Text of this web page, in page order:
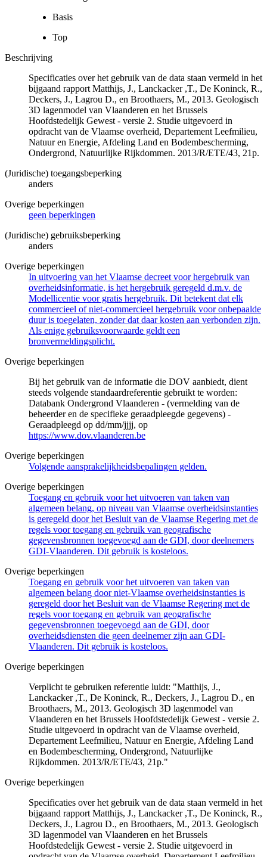
Basis
Top
Beschrijving
Specificaties over het gebruik van de data staan vermeld in het
bijgaand rapport Matthijs, J., Lanckacker ,T., De Koninck, R.,
Deckers, J., Lagrou D., en Broothaers, M., 2013. Geologisch
3D lagenmodel van Vlaanderen en het Brussels
Hoofdstedelijk Gewest - versie 2. Studie uitgevoerd in
opdracht van de Vlaamse overheid, Departement Leefmilieu,
Natuur en Energie, Afdeling Land en Bodembescherming,
Ondergrond, Natuurlijke Rijkdommen. 2013/R/ETE/43, 21p.
(Juridische) toegangsbeperking
anders
Overige beperkingen
geen beperkingen
(Juridische) gebruiksbeperking
anders
Overige beperkingen
In uitvoering van het Vlaamse decreet voor hergebruik van
overheidsinformatie, is het hergebruik geregeld d.m.v. de
Modellicentie voor gratis hergebruik. Dit betekent dat elk
commercieel of niet-commercieel hergebruik voor onbepaalde
duur is toegelaten, zonder dat daar kosten aan verbonden zijn.
Als enige gebruiksvoorwaarde geldt een
bronvermeldingsplicht.
Overige beperkingen
Bij het gebruik van de informatie die DOV aanbiedt, dient
steeds volgende standaardreferentie gebruikt te worden:
Databank Ondergrond Vlaanderen - (vermelding van de
beheerder en de specifieke geraadpleegde gegevens) -
Geraadpleegd op dd/mm/jjjj, op
https://www.dov.vlaanderen.be
Overige beperkingen
Volgende aansprakelijkheidsbepalingen gelden.
Overige beperkingen
Toegang en gebruik voor het uitvoeren van taken van
algemeen belang, op niveau van Vlaamse overheidsinstanties
is geregeld door het Besluit van de Vlaamse Regering met de
regels voor toegang en gebruik van geografische
gegevensbronnen toegevoegd aan de GDI, door deelnemers
GDI-Vlaanderen. Dit gebruik is kosteloos.
Overige beperkingen
Toegang en gebruik voor het uitvoeren van taken van
algemeen belang door niet-Vlaamse overheidsinstanties is
geregeld door het Besluit van de Vlaamse Regering met de
regels voor toegang en gebruik van geografische
gegevensbronnen toegevoegd aan de GDI, door
overheidsdiensten die geen deelnemer zijn aan GDI-
Vlaanderen. Dit gebruik is kosteloos.
Overige beperkingen
Verplicht te gebruiken referentie luidt: "Matthijs, J.,
Lanckacker ,T., De Koninck, R., Deckers, J., Lagrou D., en
Broothaers, M., 2013. Geologisch 3D lagenmodel van
Vlaanderen en het Brussels Hoofdstedelijk Gewest - versie 2.
Studie uitgevoerd in opdracht van de Vlaamse overheid,
Departement Leefmilieu, Natuur en Energie, Afdeling Land
en Bodembescherming, Ondergrond, Natuurlijke
Rijkdommen. 2013/R/ETE/43, 21p."
Overige beperkingen
Specificaties over het gebruik van de data staan vermeld in het
bijgaand rapport Matthijs, J., Lanckacker ,T., De Koninck, R.,
Deckers, J., Lagrou D., en Broothaers, M., 2013. Geologisch
3D lagenmodel van Vlaanderen en het Brussels
Hoofdstedelijk Gewest - versie 2. Studie uitgevoerd in